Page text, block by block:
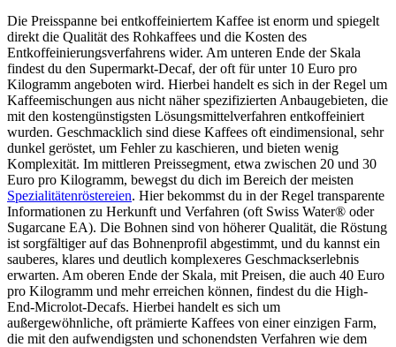
Die Preisspanne bei entkoffeiniertem Kaffee ist enorm und spiegelt
direkt die Qualität des Rohkaffees und die Kosten des
Entkoffeinierungsverfahrens wider. Am unteren Ende der Skala
findest du den Supermarkt-Decaf, der oft für unter 10 Euro pro
Kilogramm angeboten wird. Hierbei handelt es sich in der Regel um
Kaffeemischungen aus nicht näher spezifizierten Anbaugebieten, die
mit den kostengünstigsten Lösungsmittelverfahren entkoffeiniert
wurden. Geschmacklich sind diese Kaffees oft eindimensional, sehr
dunkel geröstet, um Fehler zu kaschieren, und bieten wenig
Komplexität. Im mittleren Preissegment, etwa zwischen 20 und 30
Euro pro Kilogramm, bewegst du dich im Bereich der meisten
Spezialitätenröstereien. Hier bekommst du in der Regel transparente
Informationen zu Herkunft und Verfahren (oft Swiss Water® oder
Sugarcane EA). Die Bohnen sind von höherer Qualität, die Röstung
ist sorgfältiger auf das Bohnenprofil abgestimmt, und du kannst ein
sauberes, klares und deutlich komplexeres Geschmackserlebnis
erwarten. Am oberen Ende der Skala, mit Preisen, die auch 40 Euro
pro Kilogramm und mehr erreichen können, findest du die High-
End-Microlot-Decafs. Hierbei handelt es sich um
außergewöhnliche, oft prämierte Kaffees von einer einzigen Farm,
die mit den aufwendigsten und schonendsten Verfahren wie dem